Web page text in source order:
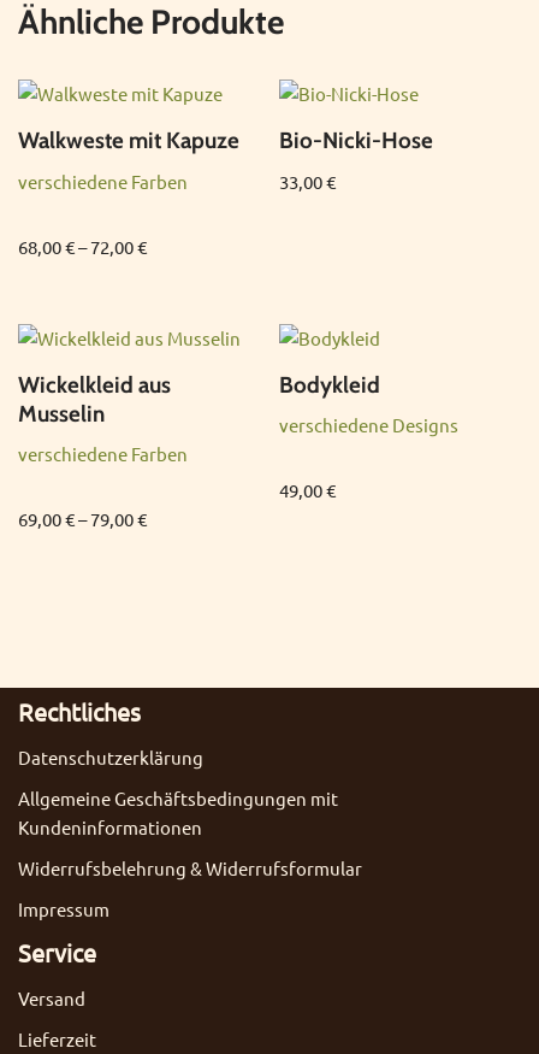
Ähnliche Produkte
Walkweste mit Kapuze
verschiedene Farben
68,00€–72,00€
Bio-Nicki-Hose
33,00€
Wickelkleid aus
Musselin
verschiedene Farben
69,00€–79,00€
Bodykleid
verschiedene Designs
49,00€
Rechtliches
Datenschutzerklärung
Allgemeine Geschäftsbedingungen mit
Kundeninformationen
Widerrufsbelehrung & Widerrufsformular
Impressum
Service
Versand
Lieferzeit